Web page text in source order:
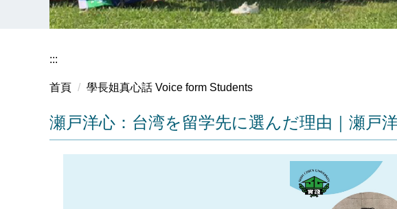
:::
首頁 學長姐真心話 Voice form Students
瀬戸洋心：台湾を留学先に選んだ理由｜瀬戸